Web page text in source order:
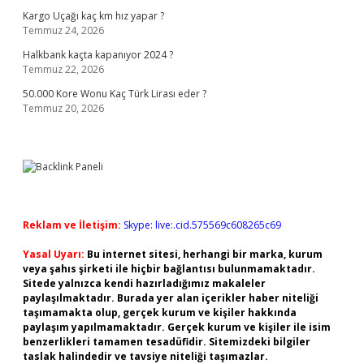
Kargo Uçağı kaç km hız yapar ?
Temmuz 24, 2026
Halkbank kaçta kapanıyor 2024 ?
Temmuz 22, 2026
50.000 Kore Wonu Kaç Türk Lirası eder ?
Temmuz 20, 2026
Reklam ve İletişim: Skype: live:.cid.575569c608265c69
Yasal Uyarı: Bu internet sitesi, herhangi bir marka, kurum
veya şahıs şirketi ile hiçbir bağlantısı bulunmamaktadır.
Sitede yalnızca kendi hazırladığımız makaleler
paylaşılmaktadır. Burada yer alan içerikler haber niteliği
taşımamakta olup, gerçek kurum ve kişiler hakkında
paylaşım yapılmamaktadır. Gerçek kurum ve kişiler ile isim
benzerlikleri tamamen tesadüfidir. Sitemizdeki bilgiler
taslak halindedir ve tavsiye niteliği taşımazlar.